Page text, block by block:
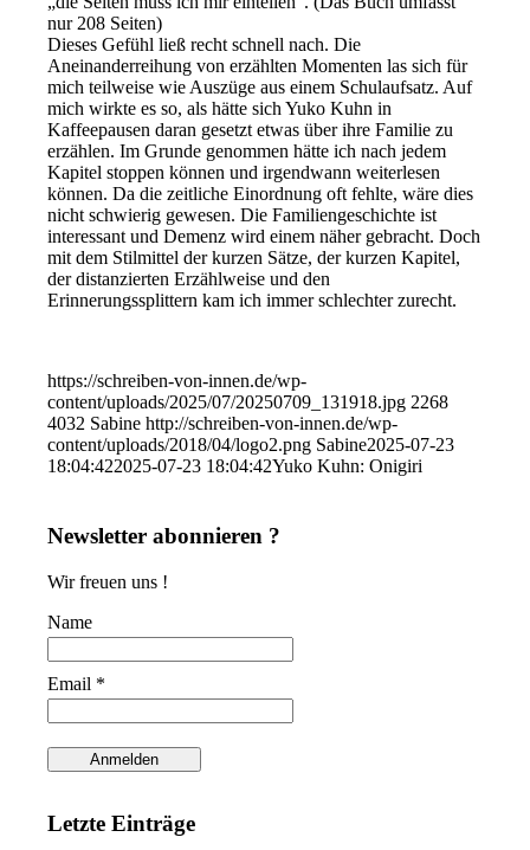
nur 208 Seiten)
Dieses Gefühl ließ recht schnell nach. Die
Aneinanderreihung von erzählten Momenten las sich für
mich teilweise wie Auszüge aus einem Schulaufsatz. Auf
mich wirkte es so, als hätte sich Yuko Kuhn in
Kaffeepausen daran gesetzt etwas über ihre Familie zu
erzählen. Im Grunde genommen hätte ich nach jedem
Kapitel stoppen können und irgendwann weiterlesen
können. Da die zeitliche Einordnung oft fehlte, wäre dies
nicht schwierig gewesen. Die Familiengeschichte ist
interessant und Demenz wird einem näher gebracht. Doch
mit dem Stilmittel der kurzen Sätze, der kurzen Kapitel,
der distanzierten Erzählweise und den
Erinnerungssplittern kam ich immer schlechter zurecht.
https://schreiben-von-innen.de/wp-
content/uploads/2025/07/20250709_131918.jpg 2268
4032 Sabine http://schreiben-von-innen.de/wp-
content/uploads/2018/04/logo2.png Sabine2025-07-23
18:04:422025-07-23 18:04:42Yuko Kuhn: Onigiri
Newsletter abonnieren ?
Wir freuen uns !
Name
Email *
Letzte Einträge